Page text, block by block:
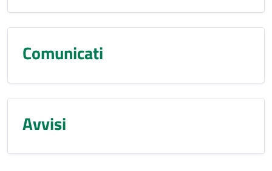
Comunicati
Avvisi